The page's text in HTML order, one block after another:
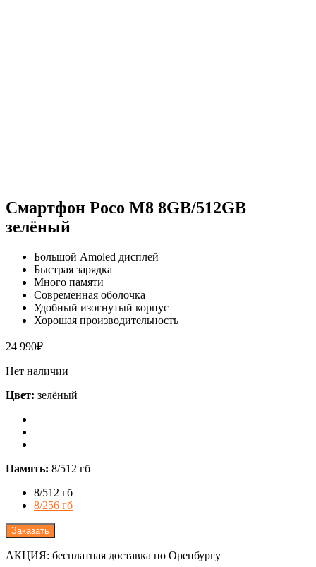
Смартфон Poco M8 8GB/512GB
зелёный
Большой Amoled дисплей
Быстрая зарядка
Много памяти
Современная оболочка
Удобный изогнутый корпус
Хорошая производительность
24 990₽
Нет наличии
Цвет: зелёный
Память: 8/512 гб
8/512 гб
8/256 гб
Заказать
АКЦИЯ: бесплатная доставка по Оренбургу